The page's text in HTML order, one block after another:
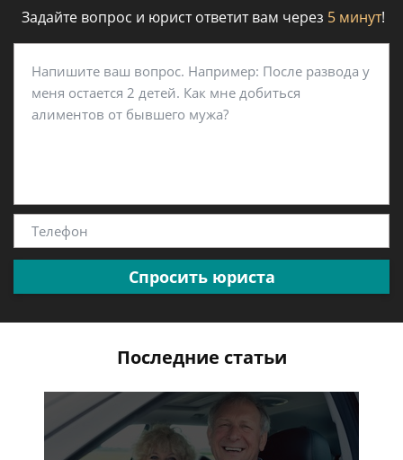
Задайте вопрос и юрист ответит вам через 5 минут!
Спросить юриста
Последние статьи